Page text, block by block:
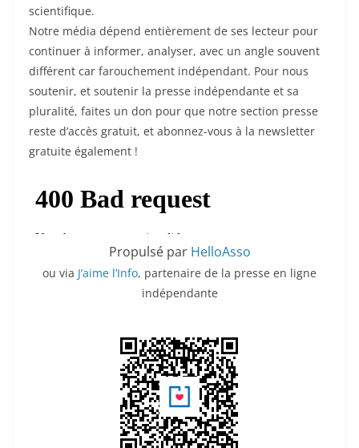
scientifique.
Notre média dépend entièrement de ses lecteur pour
continuer à informer, analyser, avec un angle souvent
différent car farouchement indépendant. Pour nous
soutenir, et soutenir la presse indépendante et sa
pluralité, faites un don pour que notre section presse
reste d’accès gratuit, et abonnez-vous à la newsletter
gratuite également !
Propulsé par HelloAsso
ou via J’aime l’Info, partenaire de la presse en ligne
indépendante